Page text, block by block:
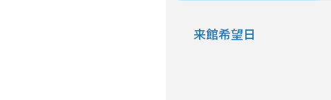
来館希望日